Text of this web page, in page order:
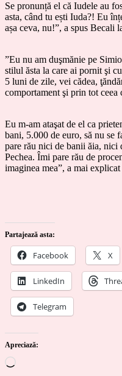
Se pronunță el că Iudele au
asta, când tu ești Iuda?! Eu
așa ceva, nu!”, a spus Becali
”Eu nu am duşmănie pe
stilul ăsta la care ai pornit şi
5 luni de zile, vei cădea,
comportament şi prin tot
Eu m-am ataşat de el ca
bani, 5.000 de euro, să nu se
pare rău nici de banii ăia, nici
Pechea. Îmi pare rău de
imaginea mea”, a mai
Partajează asta:
Facebook X
LinkedIn
Telegram
Apreciază:
Încarc...